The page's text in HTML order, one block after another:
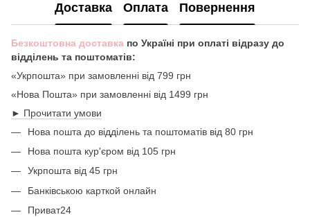
Доставка Оплата Повернення
Безкоштовна доставка по Україні при оплаті відразу до
відділень та поштоматів:
«Укрпошта» при замовленні від 799 грн
«Нова Пошта» при замовленні від 1499 грн
► Прочитати умови
Нова пошта до відділень та поштоматів від 80 грн
Нова пошта кур'єром від 105 грн
Укрпошта від 45 грн
Банківською карткой онлайн
Приват24